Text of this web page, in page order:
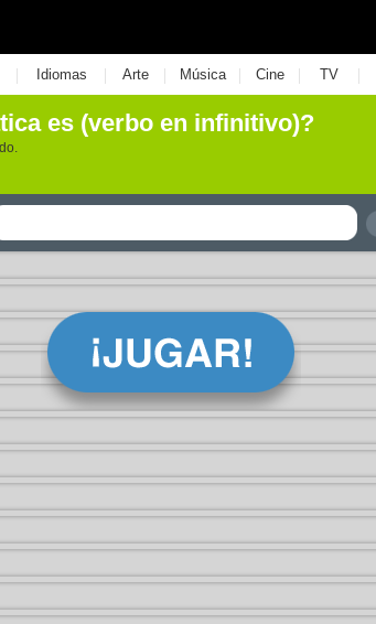
| Idiomas | Arte | Música | Cine | TV |
es (verbo en infinitivo)?